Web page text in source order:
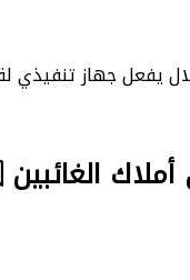
يفعل جهاز تنفيذي
الغائبين